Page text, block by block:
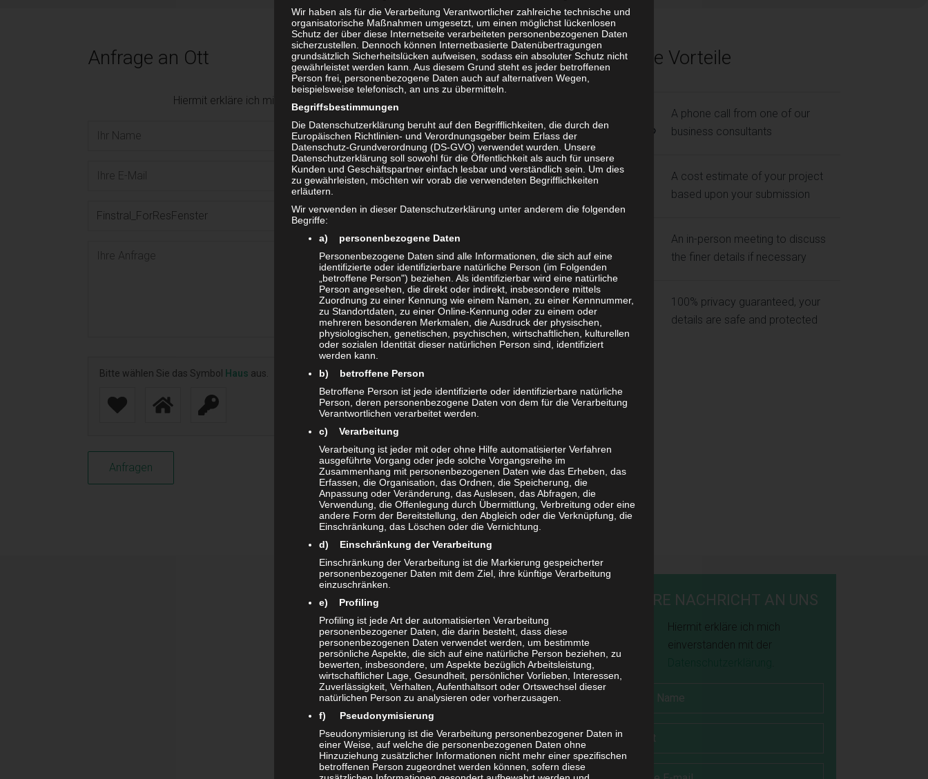
Anfrage an Ott
Hiermit erkläre ich mich einverstanden mit der
Bitte wählen Sie das Symbol Haus aus.
Ihre Vorteile
A phone call from one of our
business consultants
A cost estimate of your project
based upon your submission
An in-person meeting to discuss
the finer details if necessary
100% privacy guaranteed, your
details are safe and protected
IHRE NACHRICHT AN UNS
Hiermit erkläre ich mich
einverstanden mit der
Wir haben als für die Verarbeitung Verantwortlicher zahlreiche technische und
organisatorische Maßnahmen umgesetzt, um einen möglichst lückenlosen
Schutz der über diese Internetseite verarbeiteten personenbezogenen Daten
sicherzustellen. Dennoch können Internetbasierte Datenübertragungen
grundsätzlich Sicherheitslücken aufweisen, sodass ein absoluter Schutz nicht
gewährleistet werden kann. Aus diesem Grund steht es jeder betroffenen
Person frei, personenbezogene Daten auch auf alternativen Wegen,
beispielsweise telefonisch, an uns zu übermitteln.
Begriffsbestimmungen
Die Datenschutzerklärung beruht auf den Begrifflichkeiten, die durch den
Europäischen Richtlinien- und Verordnungsgeber beim Erlass der
Datenschutz-Grundverordnung (DS-GVO) verwendet wurden. Unsere
Datenschutzerklärung soll sowohl für die Öffentlichkeit als auch für unsere
Kunden und Geschäftspartner einfach lesbar und verständlich sein. Um dies
zu gewährleisten, möchten wir vorab die verwendeten Begrifflichkeiten
erläutern.
Wir verwenden in dieser Datenschutzerklärung unter anderem die folgenden
Begriffe:
a) personenbezogene Daten
Personenbezogene Daten sind alle Informationen, die sich auf eine
identifizierte oder identifizierbare natürliche Person (im Folgenden
„betroffene Person") beziehen. Als identifizierbar wird eine natürliche
Person angesehen, die direkt oder indirekt, insbesondere mittels
Zuordnung zu einer Kennung wie einem Namen, zu einer Kennnummer,
zu Standortdaten, zu einer Online-Kennung oder zu einem oder
mehreren besonderen Merkmalen, die Ausdruck der physischen,
physiologischen, genetischen, psychischen, wirtschaftlichen, kulturellen
oder sozialen Identität dieser natürlichen Person sind, identifiziert
werden kann.
b) betroffene Person
Betroffene Person ist jede identifizierte oder identifizierbare natürliche
Person, deren personenbezogene Daten von dem für die Verarbeitung
Verantwortlichen verarbeitet werden.
c) Verarbeitung
Verarbeitung ist jeder mit oder ohne Hilfe automatisierter Verfahren
ausgeführte Vorgang oder jede solche Vorgangsreihe im
Zusammenhang mit personenbezogenen Daten wie das Erheben, das
Erfassen, die Organisation, das Ordnen, die Speicherung, die
Anpassung oder Veränderung, das Auslesen, das Abfragen, die
Verwendung, die Offenlegung durch Übermittlung, Verbreitung oder eine
andere Form der Bereitstellung, den Abgleich oder die Verknüpfung, die
Einschränkung, das Löschen oder die Vernichtung.
d) Einschränkung der Verarbeitung
Einschränkung der Verarbeitung ist die Markierung gespeicherter
personenbezogener Daten mit dem Ziel, ihre künftige Verarbeitung
einzuschränken.
e) Profiling
Profiling ist jede Art der automatisierten Verarbeitung
personenbezogener Daten, die darin besteht, dass diese
personenbezogenen Daten verwendet werden, um bestimmte
persönliche Aspekte, die sich auf eine natürliche Person beziehen, zu
bewerten, insbesondere, um Aspekte bezüglich Arbeitsleistung,
wirtschaftlicher Lage, Gesundheit, persönlicher Vorlieben, Interessen,
Zuverlässigkeit, Verhalten, Aufenthaltsort oder Ortswechsel dieser
natürlichen Person zu analysieren oder vorherzusagen.
f) Pseudonymisierung
Pseudonymisierung ist die Verarbeitung personenbezogener Daten in
einer Weise, auf welche die personenbezogenen Daten ohne
Hinzuziehung zusätzlicher Informationen nicht mehr einer spezifischen
betroffenen Person zugeordnet werden können, sofern diese